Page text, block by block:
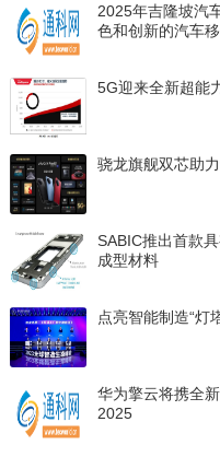
2025年吉隆坡汽
色和创新的汽车
5G迎来全新超能
骁龙旗舰双芯助
SABIC推出首款
成型材料
点亮智能制造“
华为擎云将携全
2025